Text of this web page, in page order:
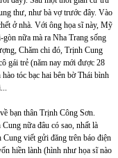
thư, như bà vợ trước đây. Vào
ở nhà. Với ông họa sĩ này, Mỹ
nữa mà ra Nha Trang sống
Chăm chi đó, Trịnh Cung
gái trẻ (năm nay mới được 28
tóc bạc hai bên bờ Thái bình
bạn thân Trịnh Công Sơn.
nữa đâu có sao, nhất là
viết gửi đăng trên báo điện
hiền lành (hình như họa sĩ nào